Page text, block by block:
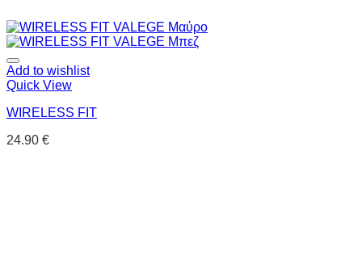
Add to wishlist
Quick View
WIRELESS FIT
24.90 €